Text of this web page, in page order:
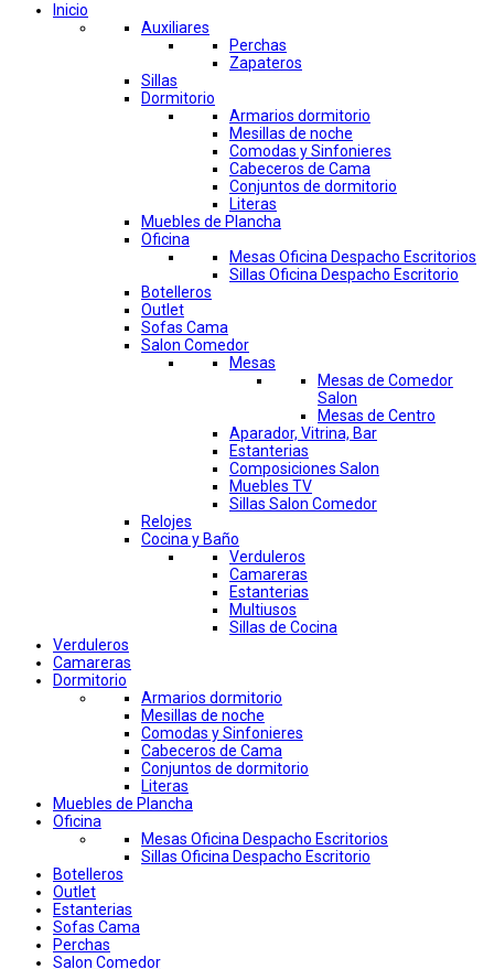
Inicio
Auxiliares
Perchas
Zapateros
Sillas
Dormitorio
Armarios dormitorio
Mesillas de noche
Comodas y Sinfonieres
Cabeceros de Cama
Conjuntos de dormitorio
Literas
Muebles de Plancha
Oficina
Mesas Oficina Despacho Escritorios
Sillas Oficina Despacho Escritorio
Botelleros
Outlet
Sofas Cama
Salon Comedor
Mesas
Mesas de Comedor
Salon
Mesas de Centro
Aparador, Vitrina, Bar
Estanterias
Composiciones Salon
Muebles TV
Sillas Salon Comedor
Relojes
Cocina y Baño
Verduleros
Camareras
Estanterias
Multiusos
Sillas de Cocina
Verduleros
Camareras
Dormitorio
Armarios dormitorio
Mesillas de noche
Comodas y Sinfonieres
Cabeceros de Cama
Conjuntos de dormitorio
Literas
Muebles de Plancha
Oficina
Mesas Oficina Despacho Escritorios
Sillas Oficina Despacho Escritorio
Botelleros
Outlet
Estanterias
Sofas Cama
Perchas
Salon Comedor